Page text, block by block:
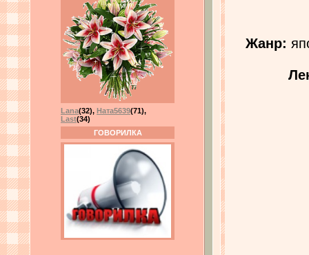
Lana(32), Ната5639(71),
Last(34)
ГОВОРИЛКА
Жанр: